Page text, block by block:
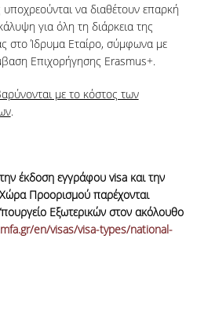
υποχρεούνται να διαθέτουν επαρκή
για όλη τη διάρκεια της
στο Ίδρυμα Εταίρο, σύμφωνα με
Επιχορήγησης Erasmus+.
με το κόστος των
.
έκδοση εγγράφου visa και την
Προορισμού παρέχονται
Εξωτερικών στον ακόλουθο
en/visas/visa-types/national-